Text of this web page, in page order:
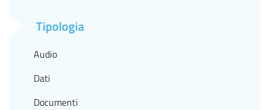
Tipologia
Audio
Dati
Documenti